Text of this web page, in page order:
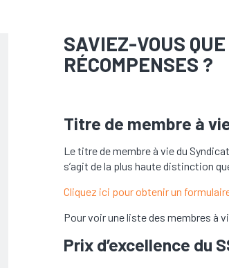
SAVIEZ-VOUS
RÉCOMPENSES ?
Titre de membre à
Le titre de membre à vie du
s’agit de la plus haute distinction
Cliquez ici pour obtenir un
Pour voir une liste des membres à
Prix d’excellence du